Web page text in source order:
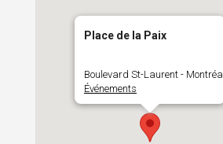
Place de la Paix
Boulevard St-Laurent - Montréal
Événements